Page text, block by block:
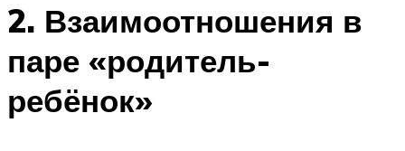
2. Взаимоотношения в
паре «родитель-
ребёнок»